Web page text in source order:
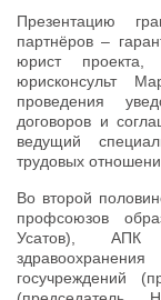
Презентацию
партнёров –
юрист проекта,
юрисконсульт
проведения
договоров и
ведущий
трудовых
Во второй
профсоюзов
Усатов), АПК
госучреждений